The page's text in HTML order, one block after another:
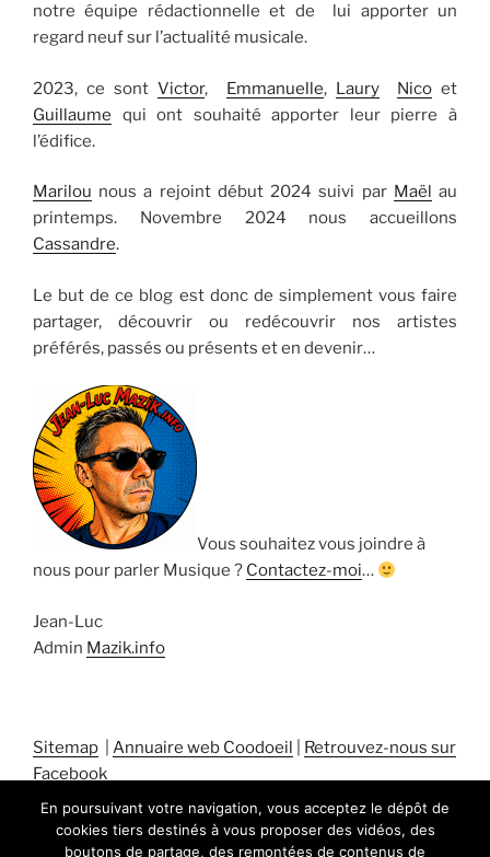
notre équipe rédactionnelle et de lui apporter un
regard neuf sur l’actualité musicale.
2023, ce sontVictor, Emmanuelle, Laury Nicoet
Guillaume qui ont souhaité apporter leur pierre à
l’édifice.
Marilou nous a rejoint début 2024 suivi par Maël au
printemps. Novembre 2024 nous accueillons
Cassandre.
Le but de ce blog est donc de simplement vous faire
partager, découvrir ou redécouvrir nos artistes
préférés, passés ou présents et en devenir…
Vous souhaitez vous joindre à
nous pour parler Musique ? Contactez-moi…
Jean-Luc
Admin Mazik.info
Sitemap Annuaire web Coodoeil
Retrouvez-nous sur
Facebook
En poursuivant votre navigation, vous acceptez le dépôt de
cookies tiers destinés à vous proposer des vidéos, des
boutons de partage, des remontées de contenus de